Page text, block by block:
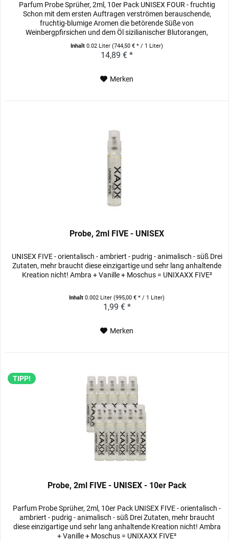
Parfum Probe Sprüher, 2ml, 10er Pack UNISEX FOUR - fruchtig
Schon mit dem ersten Auftragen verströmen berauschende,
fruchtig-blumige Aromen die betörende Süße von
Weinbergpfirsichen und dem Öl sizilianischer Blutorangen,
untermalt mit...
Inhalt0.02 Liter(744,50 € * / 1 Liter)
14,89 € *
Merken
Probe, 2ml FIVE - UNISEX
UNISEX FIVE - orientalisch - ambriert - pudrig - animalisch - süß Drei
Zutaten, mehr braucht diese einzigartige und sehr lang anhaltende
Kreation nicht! Ambra + Vanille + Moschus = UNIXAXX FIVE²
Inhalt0.002 Liter(995,00 € * / 1 Liter)
1,99 € *
Merken
TIPP!
Probe, 2ml FIVE - UNISEX - 10er Pack
Parfum Probe Sprüher, 2ml, 10er Pack UNISEX FIVE - orientalisch -
ambriert - pudrig - animalisch - süß Drei Zutaten, mehr braucht
diese einzigartige und sehr lang anhaltende Kreation nicht! Ambra
+ Vanille + Moschus = UNIXAXX FIVE²